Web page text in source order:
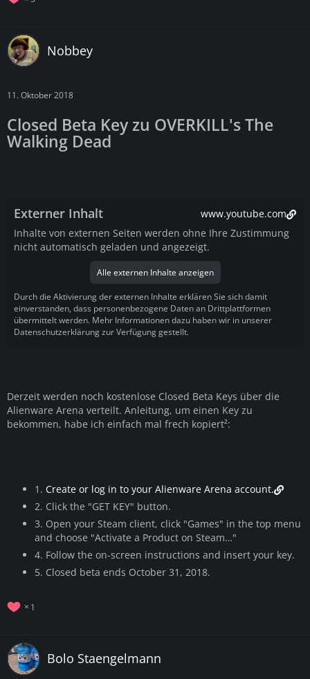
Nobbey
11. Oktober 2018
Closed Beta Key zu OVERKILL's The
Walking Dead
Externer Inhalt
www.youtube.com
Inhalte von externen Seiten werden ohne Ihre Zustimmung
nicht automatisch geladen und angezeigt.
Alle externen Inhalte anzeigen
Durch die Aktivierung der externen Inhalte erklären Sie sich damit
einverstanden, dass personenbezogene Daten an Drittplattformen
übermittelt werden. Mehr Informationen dazu haben wir in unserer
Datenschutzerklärung zur Verfügung gestellt.
Derzeit werden noch kostenlose Closed Beta Keys über die
Alienware Arena verteilt. Anleitung, um einen Key zu
bekommen, habe ich einfach mal frech kopiert²:
1. Create or log in to your Alienware Arena account.
2. Click the "GET KEY" button.
3. Open your Steam client, click "Games" in the top menu
and choose "Activate a Product on Steam…"
4. Follow the on-screen instructions and insert your key.
5. Closed beta ends October 31, 2018.
1
Bolo Staengelmann